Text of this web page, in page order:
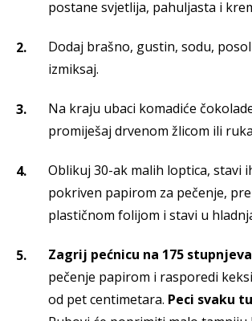
postane svjetlija, pahuljasta i
Dodaj brašno, gustin, sodu,
izmiksaj.
Na kraju ubaci komadiće
promiješaj drvenom žlicom ili
Oblikuj 30-ak malih loptica, stavi
pokriven papirom za pečenje,
plastičnom folijom i stavi u
Zagrij pećnicu na 175 stupnjeva
pečenje papirom i rasporedi
od pet centimetara. Peci svaku